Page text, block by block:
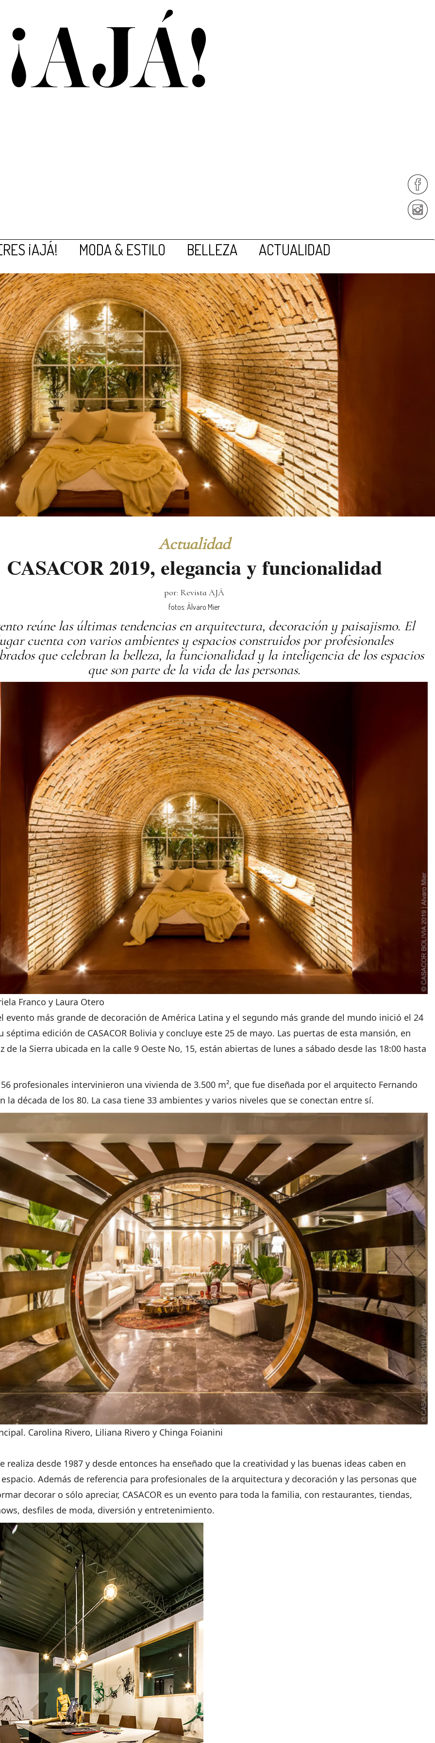
¡AJÁ! MODA & ESTILO BELLEZA ACTUALIDAD
Actualidad
CASACOR 2019, elegancia y funcionalidad
por: Revista AJÁ
fotos: Álvaro Mier
reúne las últimas tendencias en arquitectura, decoración y paisajismo. El
cuenta con varios ambientes y espacios construidos por profesionales
que celebran la belleza, la funcionalidad y la inteligencia de los espacios
que son parte de la vida de las personas.
Franco y Laura Otero
evento más grande de decoración de América Latina y el segundo más grande del mundo inició el 24
séptima edición de CASACOR Bolivia y concluye este 25 de mayo. Las puertas de esta mansión, en
de la Sierra ubicada en la calle 9 Oeste No, 15, están abiertas de lunes a sábado desde las 18:00 hasta
profesionales intervinieron una vivienda de 3.500 m², que fue diseñada por el arquitecto Fernando
la década de los 80. La casa tiene 33 ambientes y varios niveles que se conectan entre sí.
Carolina Rivero, Liliana Rivero y Chinga Foianini
realiza desde 1987 y desde entonces ha enseñado que la creatividad y las buenas ideas caben en
Además de referencia para profesionales de la arquitectura y decoración y las personas que
decorar o sólo apreciar, CASACOR es un evento para toda la familia, con restaurantes, tiendas,
desfiles de moda, diversión y entretenimiento.